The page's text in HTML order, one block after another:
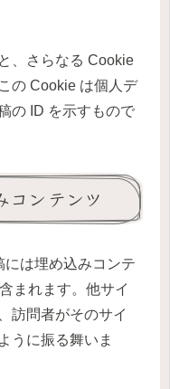
、さらなる Cookie
の Cookie は個人デ
の ID を示すもので
コンテンツ
には埋め込みコンテ
まれます。他サイ
訪問者がそのサイ
うに振る舞いま